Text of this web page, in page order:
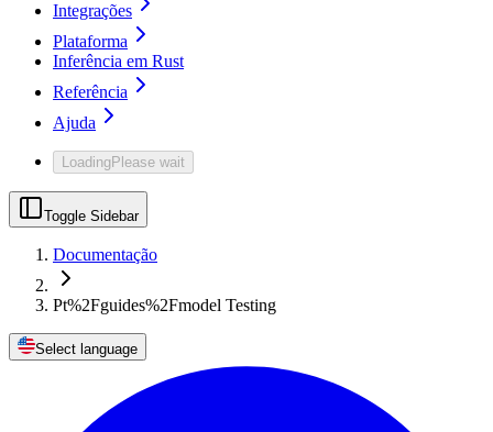
Integrações
Plataforma
Inferência em Rust
Referência
Ajuda
LoadingPlease wait
Toggle Sidebar
Documentação
Pt%2Fguides%2Fmodel Testing
Select language